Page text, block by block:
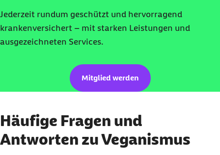
Jederzeit rundum geschützt und hervorragend
krankenversichert – mit starken Leistungen und
ausgezeichneten Services.
Mitglied werden
Häufige Fragen und
Antworten zu Veganismus